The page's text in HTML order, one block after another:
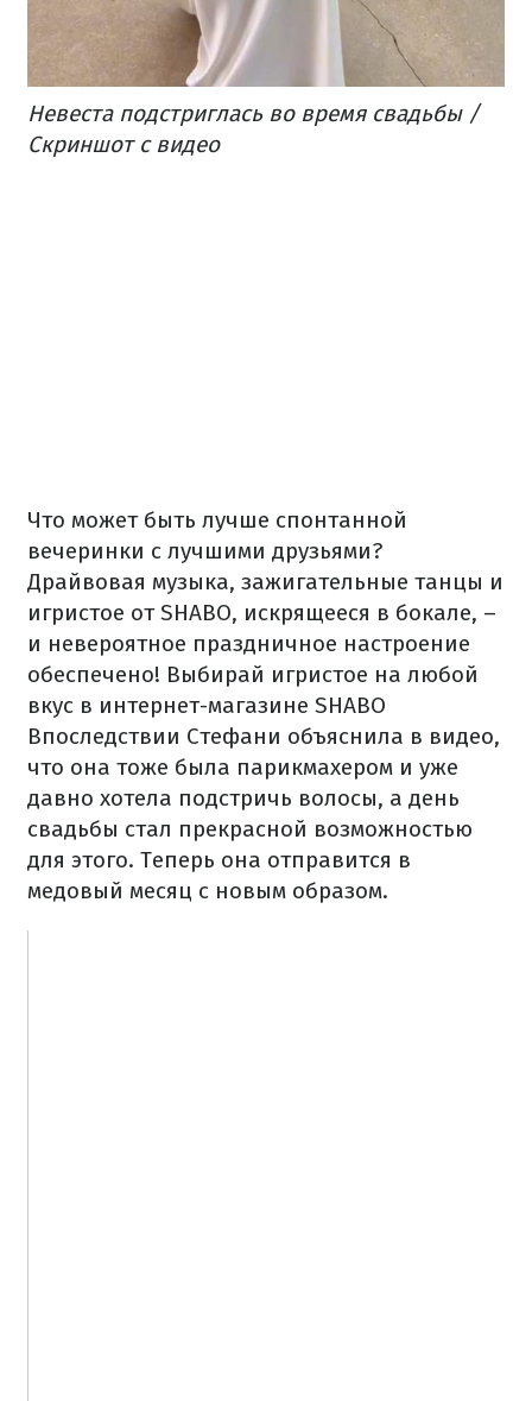
Невеста подстриглась во время свадьбы /
Скриншот с видео
Что может быть лучше спонтанной
вечеринки с лучшими друзьями?
Драйвовая музыка, зажигательные танцы и
игристое от SHABO, искрящееся в бокале, –
и невероятное праздничное настроение
обеспечено! Выбирай игристое на любой
вкус в интернет-магазине SHABO
Впоследствии Стефани объяснила в видео,
что она тоже была парикмахером и уже
давно хотела подстричь волосы, а день
свадьбы стал прекрасной возможностью
для этого. Теперь она отправится в
медовый месяц с новым образом.